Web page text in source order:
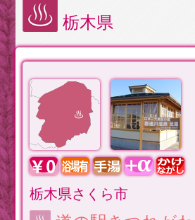
栃木県
栃木県さくら市